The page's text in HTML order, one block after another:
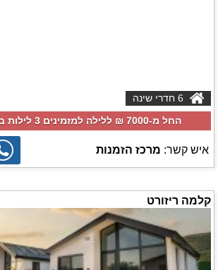
החל מ-‏7000 ₪ ללילה למזמינים 3 לילות בסופ"ש הקרוב
איש קשר: מרכז הזמנות
קלמה ריזורט